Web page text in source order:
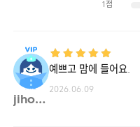
1점
jiho1**
예쁘고 맘에 들어요.
2026.06.09